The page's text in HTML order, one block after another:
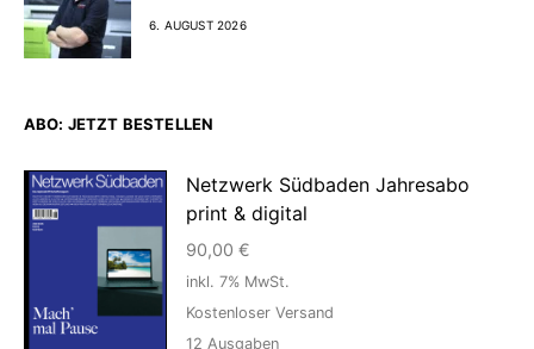
6. AUGUST 2026
ABO: JETZT BESTELLEN
Netzwerk Südbaden Jahresabo
print & digital
90,00 €
inkl. 7% MwSt.
Kostenloser Versand
12 Ausgaben